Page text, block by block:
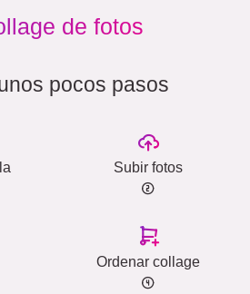
de fotos
pocos pasos
Subir fotos
Ordenar collage